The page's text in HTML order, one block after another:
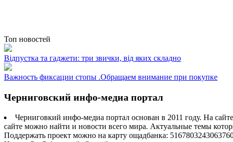
Топ новостей
Відпустка та гаджети: три звички, від яких складно
Важность фиксации стопы .Обращаем внимание при покупке
Черниговский инфо-медиа портал
Черниговкий инфо-медиа портал основан в 2011 году. На
сайте можно найти и новости всего мира. Актуальные темы
Поддержать проект можно на карту ощадбанка: